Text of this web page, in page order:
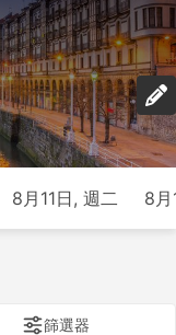
8月11日, 週二 8
篩選器